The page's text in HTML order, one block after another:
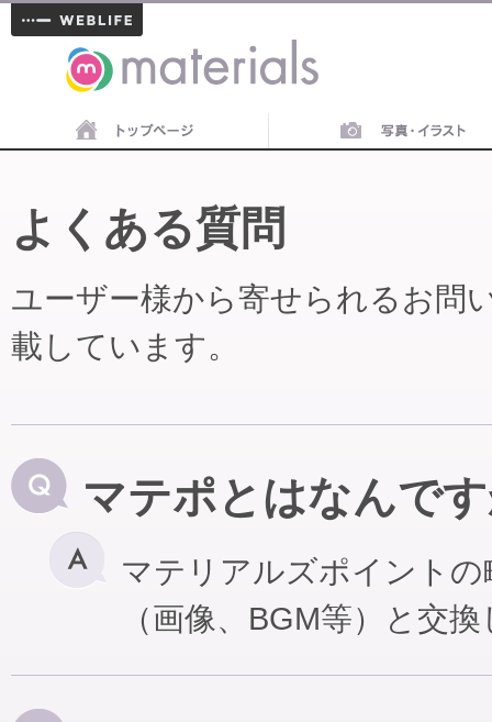
materials
よくある質問
ユーザー様から寄せられるお問
載しています。
マテポとはなんで
マテリアルズポイント
（画像、BGM等）と交